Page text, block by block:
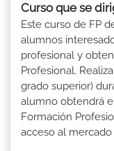
Curso que se
Este curso de FP
alumnos
profesional y
Profesional.
grado superior)
alumno obtendrá
Formación
acceso al mercado